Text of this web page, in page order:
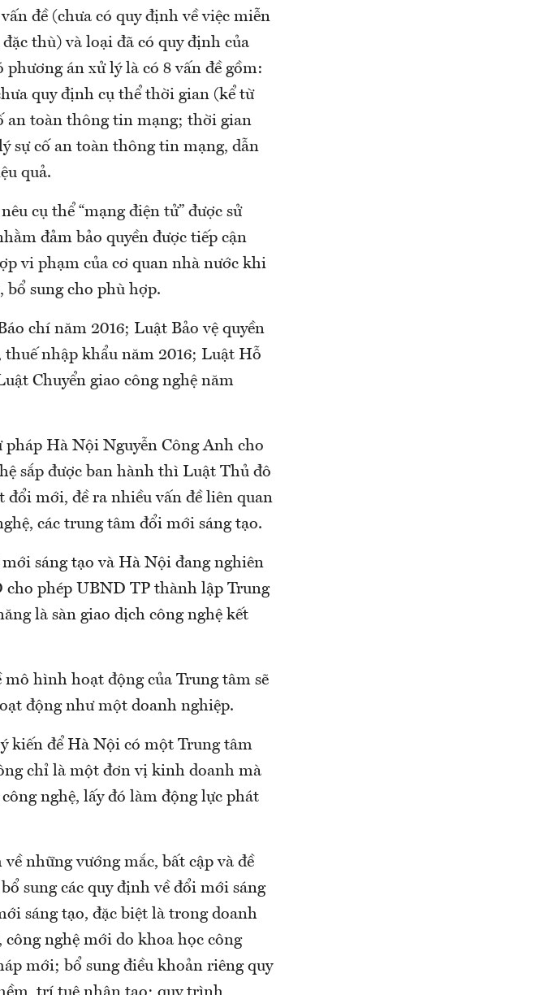
đề (chưa có quy định về việc miễn
thù) và loại đã có quy định của
án xử lý là có 8 vấn đề gồm:
quy định cụ thể thời gian (kể từ
an toàn thông tin mạng; thời gian
sự cố an toàn thông tin mạng, dẫn
quả.
cụ thể “mạng điện tử” được sử
đảm bảo quyền được tiếp cận
vi phạm của cơ quan nhà nước khi
bổ sung cho phù hợp.
chí năm 2016; Luật Bảo vệ quyền
nhập khẩu năm 2016; Luật Hỗ
Chuyển giao công nghệ năm
Hà Nội Nguyễn Công Anh cho
sắp được ban hành thì Luật Thủ đô
đổi mới, đề ra nhiều vấn đề liên quan
các trung tâm đổi mới sáng tạo.
sáng tạo và Hà Nội đang nghiên
phép UBND TP thành lập Trung
là sàn giao dịch công nghệ kết
hình hoạt động của Trung tâm sẽ
động như một doanh nghiệp.
kiến để Hà Nội có một Trung tâm
chỉ là một đơn vị kinh doanh mà
nghệ, lấy đó làm động lực phát
những vướng mắc, bất cập và đề
sung các quy định về đổi mới sáng
sáng tạo, đặc biệt là trong doanh
nghệ mới do khoa học công
mới; bổ sung điều khoản riêng quy